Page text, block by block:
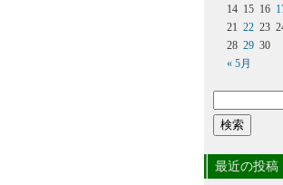
« 5月
14 15 16
21 22 23
28 29 30
最近の投稿